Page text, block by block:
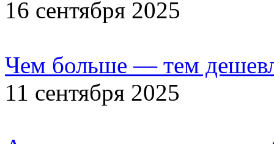
16 сентября 2025
Чем больше — тем
11 сентября 2025